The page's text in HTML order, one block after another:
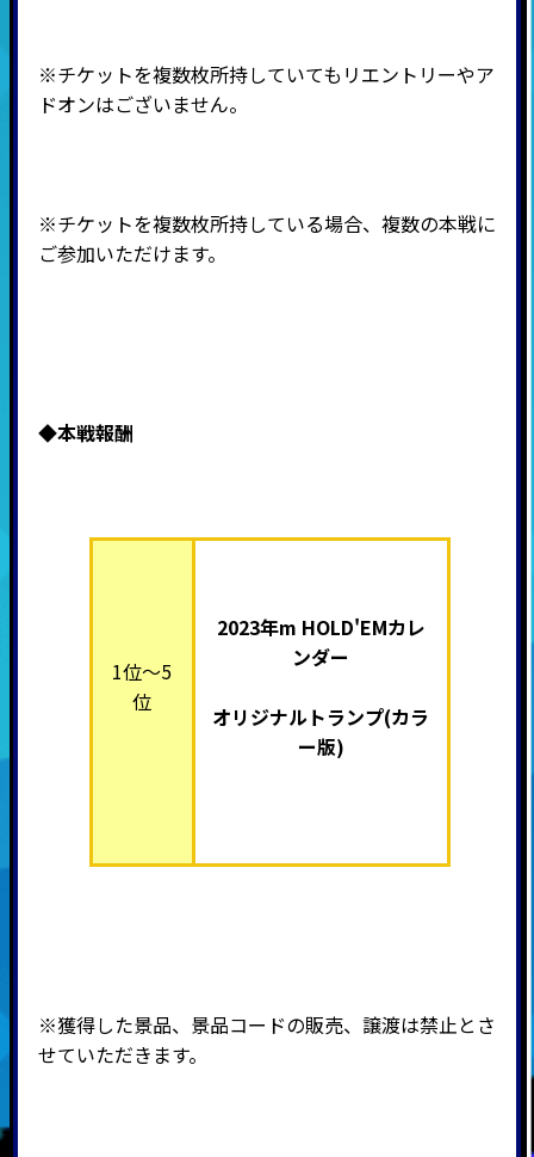
※チケットを複数枚所持していてもリエントリーやア
ドオンはございません。
※チケットを複数枚所持している場合、複数の本戦に
ご参加いただけます。
◆本戦報酬
1位～5
位
2023年m HOLD'EMカレ
ンダー
オリジナルトランプ(カラ
ー版)
※獲得した景品、景品コードの販売、譲渡は禁止とさ
せていただきます。